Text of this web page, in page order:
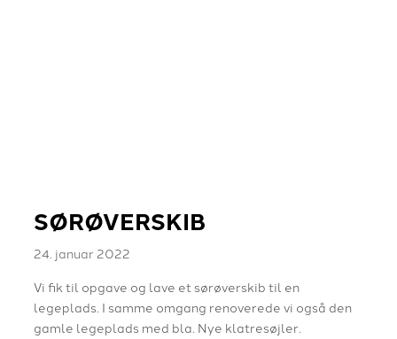
SØRØVERSKIB
24. januar 2022
Vi fik til opgave og lave et sørøverskib til en
legeplads. I samme omgang renoverede vi også den
gamle legeplads med bla. Nye klatresøjler.